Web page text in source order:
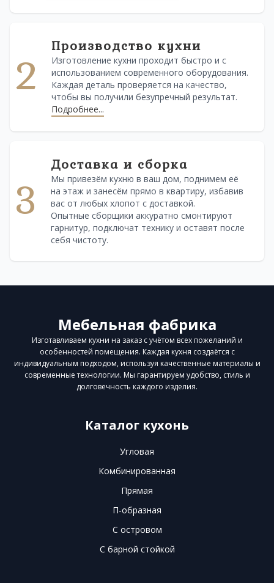
2
Производство кухни
Изготовление кухни проходит быстро и с
использованием современного оборудования.
Каждая деталь проверяется на качество,
чтобы вы получили безупречный результат.
Подробнее...
3
Доставка и сборка
Мы привезём кухню в ваш дом, поднимем её
на этаж и занесём прямо в квартиру, избавив
вас от любых хлопот с доставкой.
Опытные сборщики аккуратно смонтируют
гарнитур, подключат технику и оставят после
себя чистоту.
Мебельная фабрика
Изготавливаем кухни на заказ с учётом всех пожеланий и
особенностей помещения. Каждая кухня создаётся с
индивидуальным подходом, используя качественные материалы и
современные технологии. Мы гарантируем удобство, стиль и
долговечность каждого изделия.
Каталог кухонь
Угловая
Комбинированная
Прямая
П-образная
С островом
С барной стойкой